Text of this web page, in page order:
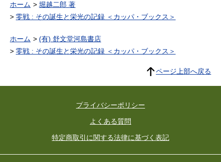
ホーム
堀越二郎 著
零戦 : その誕生と栄光の記録 ＜カッパ・ブックス＞
ホーム
(有) 舒文堂河島書店
零戦 : その誕生と栄光の記録 ＜カッパ・ブックス＞
ページ上部へ戻る
プライバシーポリシー
よくある質問
特定商取引に関する法律に基づく表記